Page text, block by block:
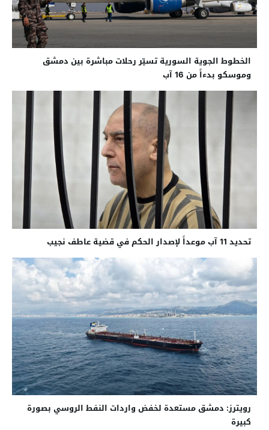
الخطوط الجوية السورية تسيّر رحلات مباشرة بين دمشق
وموسكو بدءاً من 16 آب
تحديد 11 آب موعداً لإصدار الحكم في قضية عاطف نجيب
رويترز: دمشق مستعدة لخفض واردات النفط الروسي بصورة
كبيرة